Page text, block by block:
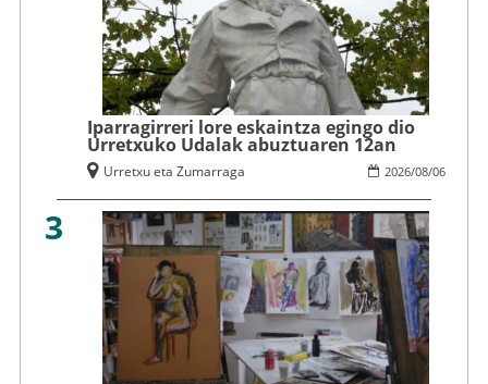
Iparragirreri lore eskaintza egingo dio
Urretxuko Udalak abuztuaren 12an
2026/08/06
Urretxu eta Zumarraga
3